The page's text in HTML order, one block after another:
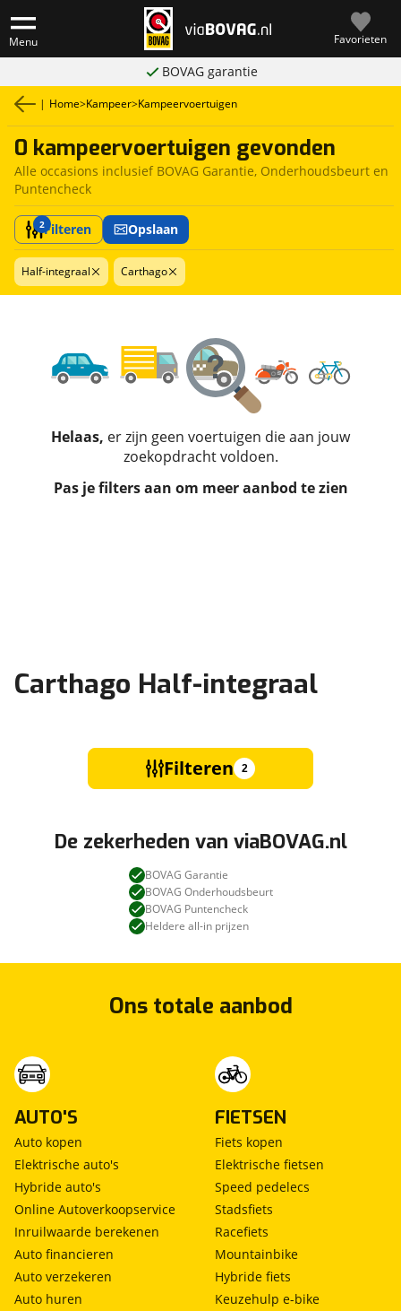
Menu Favorieten
BOVAG garantie
| Home>Kampeer>Kampeervoertuigen
0 kampeervoertuigen gevonden
Alle occasions inclusief BOVAG Garantie, Onderhoudsbeurt en
Puntencheck
2Filteren Opslaan
Half-integraal Carthago
Helaas, er zijn geen voertuigen die aan jouw
zoekopdracht voldoen.
Pas je filters aan om meer aanbod te zien
Carthago Half-integraal
Filteren 2
De zekerheden van viaBOVAG.nl
BOVAG Garantie
BOVAG Onderhoudsbeurt
BOVAG Puntencheck
Heldere all-in prijzen
Ons totale aanbod
AUTO'S
Auto kopen
Elektrische auto's
Hybride auto's
Online Autoverkoopservice
Inruilwaarde berekenen
Auto financieren
Auto verzekeren
Auto huren
FIETSEN
Fiets kopen
Elektrische fietsen
Speed pedelecs
Stadsfiets
Racefiets
Mountainbike
Hybride fiets
Keuzehulp e-bike